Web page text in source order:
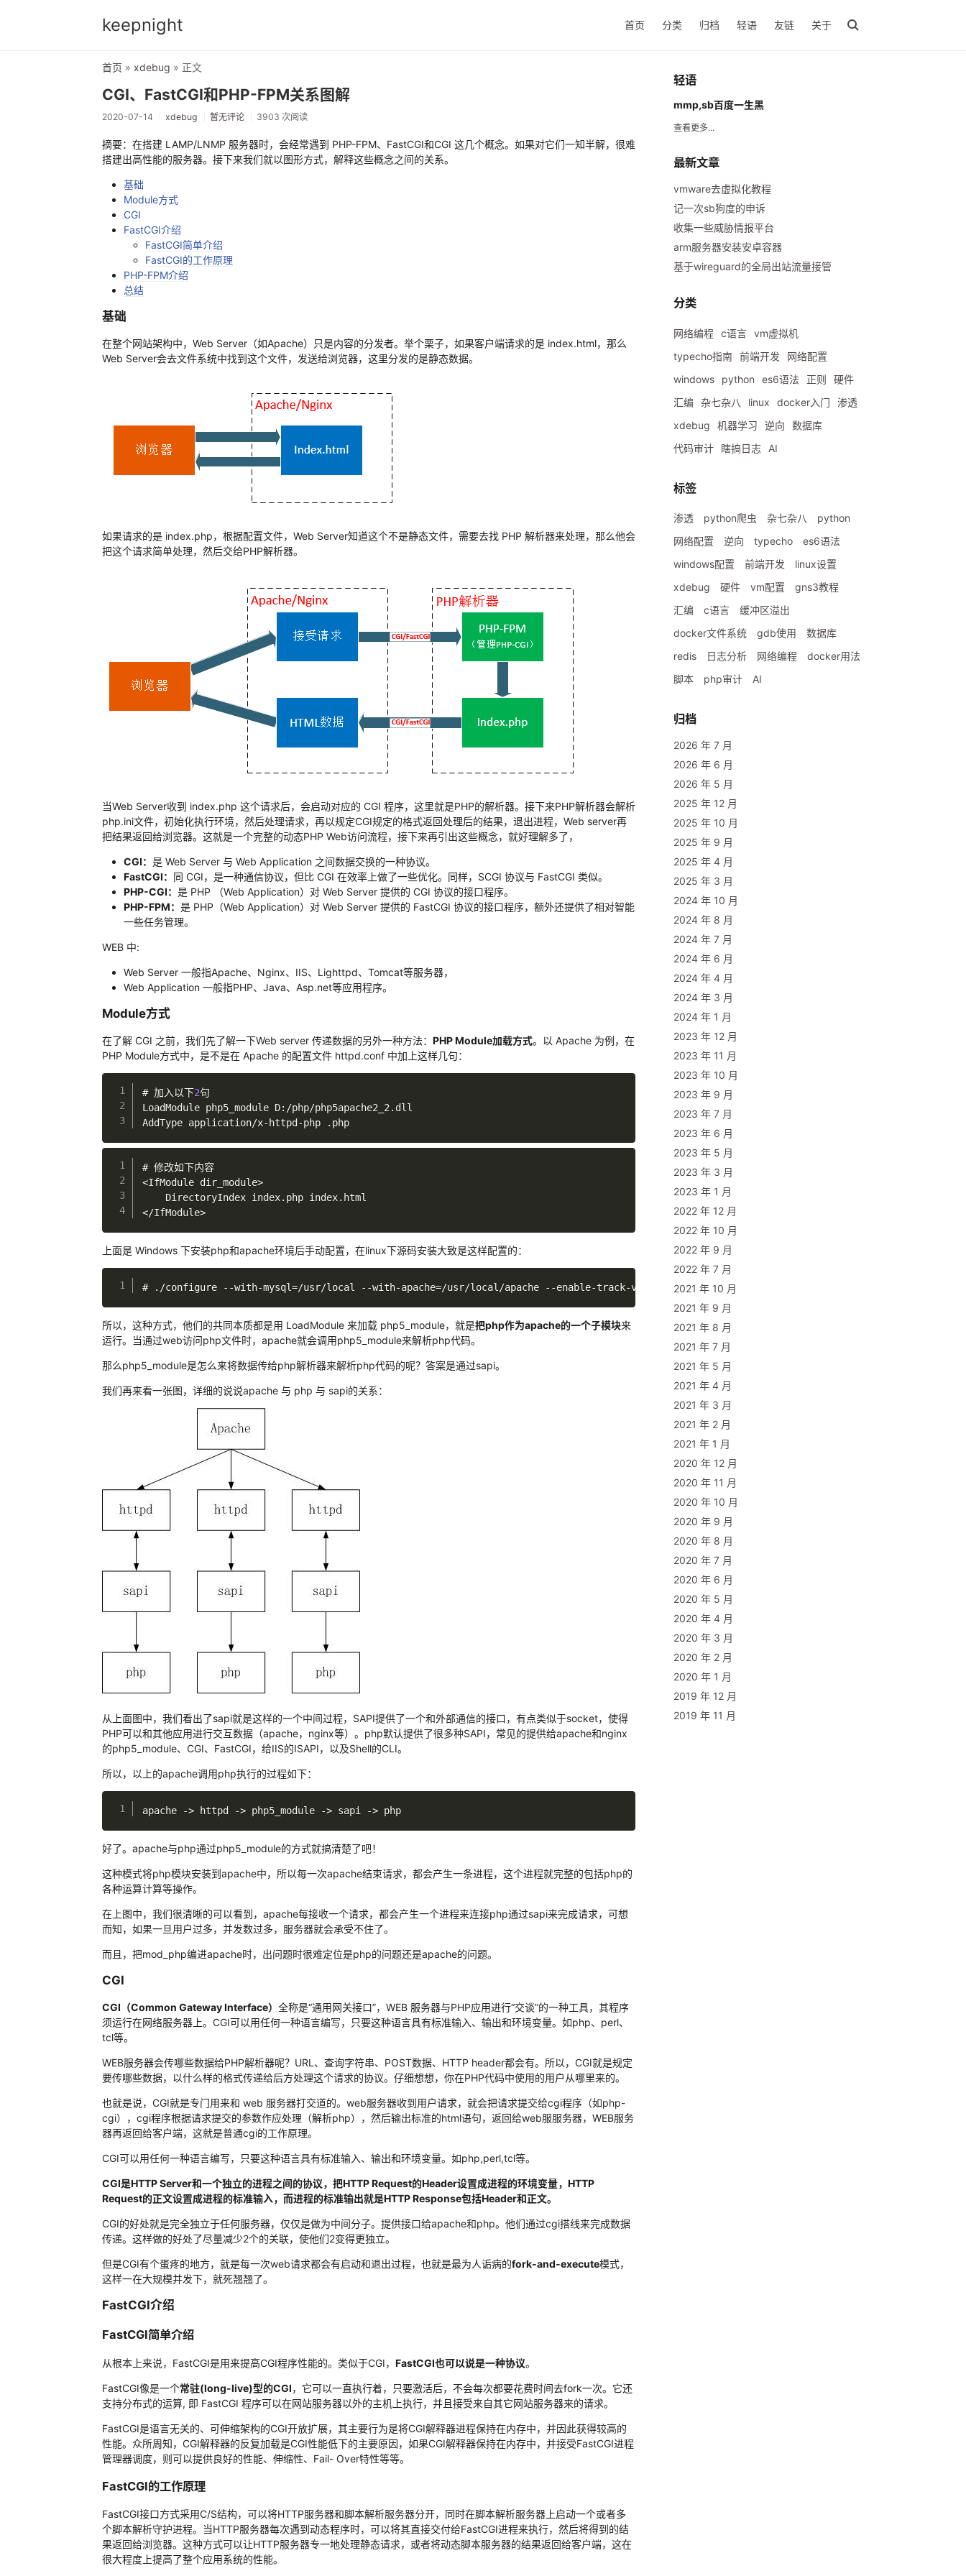
keepnight 首页 分类 归档 轻语 友链 关于
首页 » xdebug » 正文
CGI、FastCGI和PHP-FPM关系图解
2020-07-14 xdebug 暂无评论 3903 次阅读
摘要：在搭建 LAMP/LNMP 服务器时，会经常遇到 PHP-FPM、FastCGI和CGI 这几个概念。如果对它们一知半解，很难
搭建出高性能的服务器。接下来我们就以图形方式，解释这些概念之间的关系。
基础
Module方式
CGI
FastCGI介绍
FastCGI简单介绍
FastCGI的工作原理
PHP-FPM介绍
总结
基础
在整个网站架构中，Web Server（如Apache）只是内容的分发者。举个栗子，如果客户端请求的是 index.html，那么
Web Server会去文件系统中找到这个文件，发送给浏览器，这里分发的是静态数据。
如果请求的是 index.php，根据配置文件，Web Server知道这个不是静态文件，需要去找 PHP 解析器来处理，那么他会
把这个请求简单处理，然后交给PHP解析器。
当Web Server收到 index.php 这个请求后，会启动对应的 CGI 程序，这里就是PHP的解析器。接下来PHP解析器会解析
php.ini文件，初始化执行环境，然后处理请求，再以规定CGI规定的格式返回处理后的结果，退出进程，Web server再
把结果返回给浏览器。这就是一个完整的动态PHP Web访问流程，接下来再引出这些概念，就好理解多了，
CGI： 是 Web Server 与 Web Application 之间数据交换的一种协议。
FastCGI： 同 CGI，是一种通信协议，但比 CGI 在效率上做了一些优化。同样，SCGI 协议与 FastCGI 类似。
PHP-CGI： 是 PHP （Web Application）对 Web Server 提供的 CGI 协议的接口程序。
PHP-FPM： 是 PHP（Web Application）对 Web Server 提供的 FastCGI 协议的接口程序，额外还提供了相对智能
一些任务管理。
WEB 中:
Web Server 一般指Apache、Nginx、IIS、Lighttpd、Tomcat等服务器，
Web Application 一般指PHP、Java、Asp.net等应用程序。
Module方式
在了解 CGI 之前，我们先了解一下Web server 传递数据的另外一种方法： PHP Module加载方式。以 Apache 为例，在
PHP Module方式中，是不是在 Apache 的配置文件 httpd.conf 中加上这样几句：
# 加入以下2句
LoadModule php5_module D: /php/php5apache2_2 . dll
AddType application/x- httpd -php . php
<IfModule dir_module>
    DirectoryIndex index
. php index.
</IfModule>
上面是 Windows 下安装php和apache环境后手动配置，在linux下源码安装大致是这样配置的：
# . /configure --with-mysql=/usr/local --with-apache=/usr/local /apache --enable-track-vars
所以，这种方式，他们的共同本质都是用 LoadModule 来加载 php5_module，就是把php作为apache的一个子模块来
运行。当通过web访问php文件时，apache就会调用php5_module来解析php代码。
那么php5_module是怎么来将数据传给php解析器来解析php代码的呢？答案是通过sapi。
我们再来看一张图，详细的说说apache 与 php 与 sapi的关系：
从上面图中，我们看出了sapi就是这样的一个中间过程，SAPI提供了一个和外部通信的接口，有点类似于socket，使得
PHP可以和其他应用进行交互数据（apache，nginx等）。php默认提供了很多种SAPI，常见的提供给apache和nginx
的php5_module、CGI、FastCGI，给IIS的ISAPI，以及Shell的CLI。
所以，以上的apache调用php执行的过程如下：
apache -> httpd -> php5_module -> sapi -> php
好了。apache与php通过php5_module的方式就搞清楚了吧！
这种模式将php模块安装到apache中，所以每一次apache结束请求，都会产生一条进程，这个进程就完整的包括php的
各种运算计算等操作。
在上图中，我们很清晰的可以看到，apache每接收一个请求，都会产生一个进程来连接php通过sapi来完成请求，可想
而知，如果一旦用户过多，并发数过多，服务器就会承受不住了。
而且，把mod_php编进apache时，出问题时很难定位是php的问题还是apache的问题。
CGI
CGI（Common Gateway Interface） 全称是“通用网关接口”，WEB 服务器与PHP应用进行“交谈”的一种工具，其程序
须运行在网络服务器上。CGI可以用任何一种语言编写，只要这种语言具有标准输入、输出和环境变量。如php、perl、
tcl等。
WEB服务器会传哪些数据给PHP解析器呢？URL、查询字符串、POST数据、HTTP header都会有。所以，CGI就是规定
要传哪些数据，以什么样的格式传递给后方处理这个请求的协议。仔细想想，你在PHP代码中使用的用户从哪里来的。
也就是说，CGI就是专门用来和 web 服务器打交道的。web服务器收到用户请求，就会把请求提交给cgi程序（如php-
cgi），cgi程序根据请求提交的参数作应处理（解析php），然后输出标准的html语句，返回给web服服务器，WEB服务
器再返回给客户端，这就是普通cgi的工作原理。
CGI可以用任何一种语言编写，只要这种语言具有标准输入、输出和环境变量。如php,perl,tcl等。
CGI是HTTP Server和一个独立的进程之间的协议，把HTTP Request的Header设置成进程的环境变量，HTTP
Request的正文设置成进程的标准输入，而进程的标准输出就是HTTP Response包括Header和正文。
CGI的好处就是完全独立于任何服务器，仅仅是做为中间分子。提供接口给apache和php。他们通过cgi搭线来完成数据
传递。这样做的好处了尽量减少2个的关联，使他们2变得更独立。
但是CGI有个蛋疼的地方，就是每一次web请求都会有启动和退出过程，也就是最为人诟病的fork-and-execute模式，
这样一在大规模并发下，就死翘翘了。
FastCGI介绍
FastCGI简单介绍
从根本上来说，FastCGI是用来提高CGI程序性能的。类似于CGI， FastCGI也可以说是一种协议。
FastCGI像是一个常驻(long-live)型的CGI，它可以一直执行着，只要激活后，不会每次都要花费时间去fork一次。它还
支持分布式的运算, 即 FastCGI 程序可以在网站服务器以外的主机上执行，并且接受来自其它网站服务器来的请求。
FastCGI是语言无关的、可伸缩架构的CGI开放扩展，其主要行为是将CGI解释器进程保持在内存中，并因此获得较高的
性能。众所周知，CGI解释器的反复加载是CGI性能低下的主要原因，如果CGI解释器保持在内存中，并接受FastCGI进程
管理器调度，则可以提供良好的性能、伸缩性、Fail- Over特性等等。
FastCGI的工作原理
FastCGI接口方式采用C/S结构，可以将HTTP服务器和脚本解析服务器分开，同时在脚本解析服务器上启动一个或者多
个脚本解析守护进程。当HTTP服务器每次遇到动态程序时，可以将其直接交付给FastCGI进程来执行，然后将得到的结
果返回给浏览器。这种方式可以让HTTP服务器专一地处理静态请求，或者将动态脚本服务器的结果返回给客户端，这在
很大程度上提高了整个应用系统的性能。
轻语
mmp,sb百度一生黑
查看更多...
最新文章
vmware去虚拟化教程
记一次sb狗度的申诉
收集一些威胁情报平台
arm服务器安装安卓容器
基于wireguard的全局出站流量接管
分类
网络编程 c语言 vm虚拟机
typecho指南 前端开发
网络配置
windows
python es6语法 正则
硬件
汇编
杂七杂八 linux docker入门
渗透
xdebug
机器学习 逆向
数据库
代码审计
瞎搞日志 AI
标签
渗透 python爬虫 杂七杂八
python
网络配置
逆向 typecho
es6语法
windows配置
前端开发
linux设置
xdebug
硬件 vm配置
gns3教程
汇编
c语言
缓冲区溢出
docker文件系统
gdb使用
数据库
redis
日志分析 网络编程
docker用法
脚本
php审计 AI
归档
2026 年 7 月
2026 年 6 月
2026 年 5 月
2025 年 12 月
2025 年 10 月
2025 年 9 月
2025 年 4 月
2025 年 3 月
2024 年 10 月
2024 年 8 月
2024 年 7 月
2024 年 6 月
2024 年 4 月
2024 年 3 月
2024 年 1 月
2023 年 12 月
2023 年 11 月
2023 年 10 月
2023 年 9 月
2023 年 7 月
2023 年 6 月
2023 年 5 月
2023 年 3 月
2023 年 1 月
2022 年 12 月
2022 年 10 月
2022 年 9 月
2022 年 7 月
2021 年 10 月
2021 年 9 月
2021 年 8 月
2021 年 7 月
2021 年 5 月
2021 年 4 月
2021 年 3 月
2021 年 2 月
2021 年 1 月
2020 年 12 月
2020 年 11 月
2020 年 10 月
2020 年 9 月
2020 年 8 月
2020 年 7 月
2020 年 6 月
2020 年 5 月
2020 年 4 月
2020 年 3 月
2020 年 2 月
2020 年 1 月
2019 年 12 月
2019 年 11 月